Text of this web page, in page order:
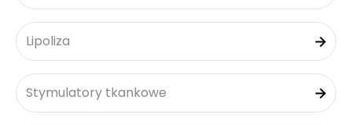
Lipoliza
Stymulatory tkankowe